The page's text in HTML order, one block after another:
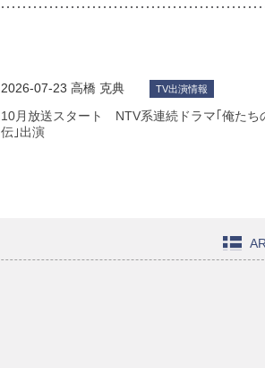
2026-07-23 高橋 克典 TV出演情報
10月放送スタート NTV系連続ドラマ｢俺たち
伝｣出演